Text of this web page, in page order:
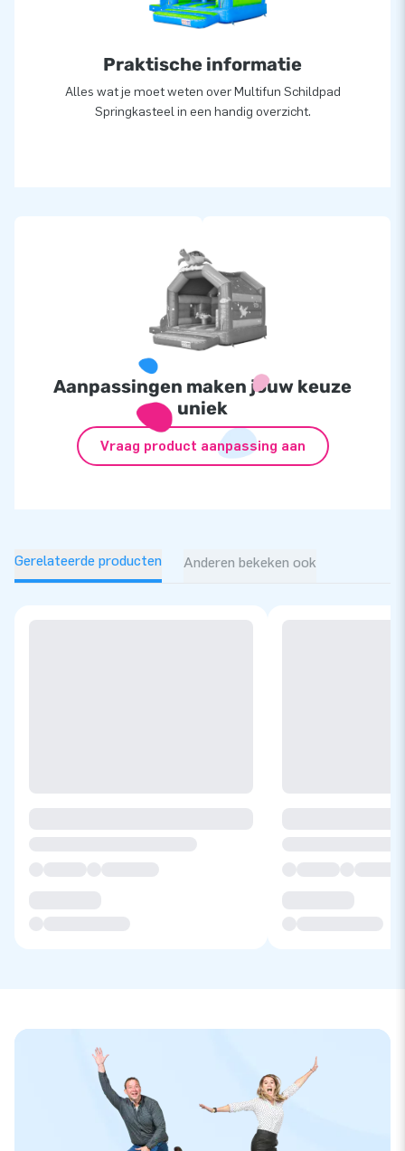
Praktische informatie
Alles wat je moet weten over Multifun Schildpad
Springkasteel in een handig overzicht.
Aanpassingen maken jouw keuze
uniek
Vraag product aanpassing aan
Gerelateerde producten Anderen bekeken ook